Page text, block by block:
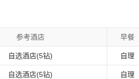
参考酒店 早餐
自选酒店(5钻) 自理
自选酒店(5钻) 自理